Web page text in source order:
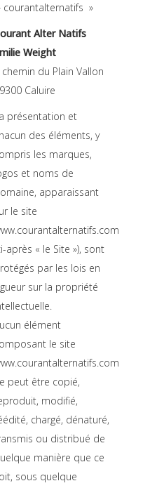
courantalternatifs »
Alter Natifs
Weight
du Plain Vallon
Caluire
présentation et
des éléments, y
les marques,
et noms de
apparaissant
le site
après « le Site »), sont
par les lois en
sur la propriété
élément
le site
peut être copié,
modifié,
chargé, dénaturé,
ou distribué de
manière que ce
sous quelque